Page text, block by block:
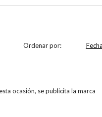
Ordenar por:
ocasión, se publicita la marca